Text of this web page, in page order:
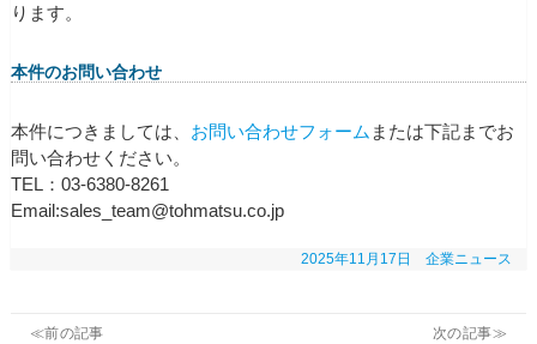
ります。
本件のお問い合わせ
本件につきましては、 お問い合わせフォーム または下記までお
問い合わせください。
TEL：03-6380-8261
Email:sales_team@tohmatsu.co.jp
2025年11月17日 企業ニュース
≪前の記事
次の記事≫